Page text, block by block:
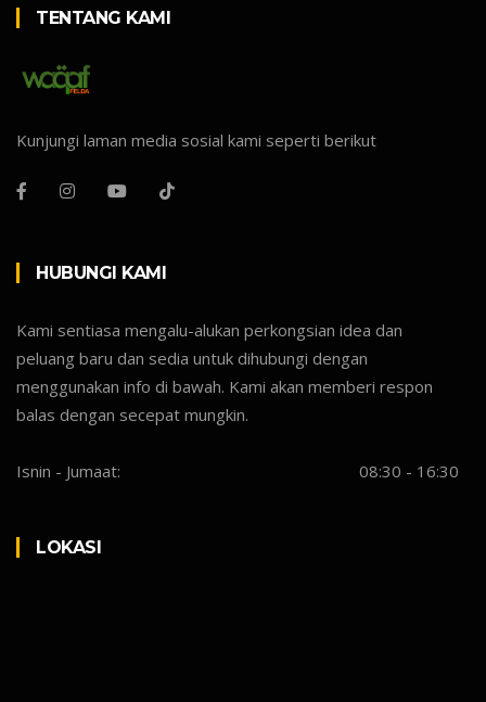
TENTANG KAMI
Kunjungi laman media sosial kami seperti berikut
HUBUNGI KAMI
Kami sentiasa mengalu-alukan perkongsian idea dan
peluang baru dan sedia untuk dihubungi dengan
menggunakan info di bawah. Kami akan memberi respon
balas dengan secepat mungkin.
Isnin - Jumaat: 08:30 - 16:30
LOKASI